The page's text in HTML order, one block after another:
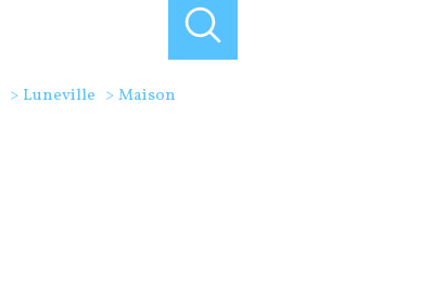
ventes immobilier professionnel
offres programmes neuf
Luneville Maison